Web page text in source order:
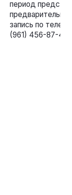
период
запись по
(961) 456-87-44.